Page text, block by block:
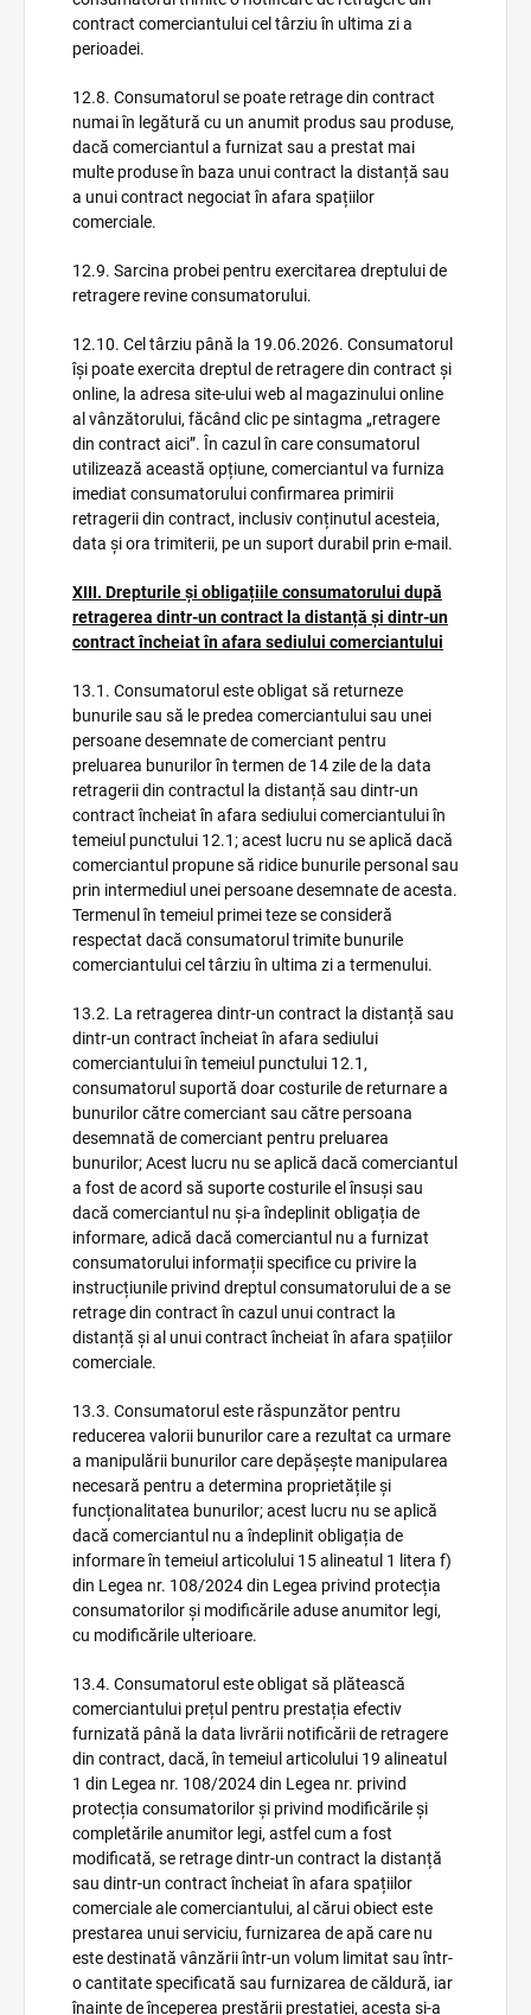
contract comerciantului cel târziu în ultima zi a
perioadei.
12.8. Consumatorul se poate retrage din contract
numai în legătură cu un anumit produs sau produse,
dacă comerciantul a furnizat sau a prestat mai
multe produse în baza unui contract la distanță sau
a unui contract negociat în afara spațiilor
comerciale.
12.9. Sarcina probei pentru exercitarea dreptului de
retragere revine consumatorului.
12.10. Cel târziu până la 19.06.2026. Consumatorul
își poate exercita dreptul de retragere din contract și
online, la adresa site-ului web al magazinului online
al vânzătorului, făcând clic pe sintagma „retragere
din contract aici”. În cazul în care consumatorul
utilizează această opțiune, comerciantul va furniza
imediat consumatorului confirmarea primirii
retragerii din contract, inclusiv conținutul acesteia,
data și ora trimiterii, pe un suport durabil prin e-mail.
XIII. Drepturile și obligațiile consumatorului după
retragerea dintr-un contract la distanță și dintr-un
contract încheiat în afara sediului comerciantului
13.1. Consumatorul este obligat să returneze
bunurile sau să le predea comerciantului sau unei
persoane desemnate de comerciant pentru
preluarea bunurilor în termen de 14 zile de la data
retragerii din contractul la distanță sau dintr-un
contract încheiat în afara sediului comerciantului în
temeiul punctului 12.1; acest lucru nu se aplică dacă
comerciantul propune să ridice bunurile personal sau
prin intermediul unei persoane desemnate de acesta.
Termenul în temeiul primei teze se consideră
respectat dacă consumatorul trimite bunurile
comerciantului cel târziu în ultima zi a termenului.
13.2. La retragerea dintr-un contract la distanță sau
dintr-un contract încheiat în afara sediului
comerciantului în temeiul punctului 12.1,
consumatorul suportă doar costurile de returnare a
bunurilor către comerciant sau către persoana
desemnată de comerciant pentru preluarea
bunurilor; Acest lucru nu se aplică dacă comerciantul
a fost de acord să suporte costurile el însuși sau
dacă comerciantul nu și-a îndeplinit obligația de
informare, adică dacă comerciantul nu a furnizat
consumatorului informații specifice cu privire la
instrucțiunile privind dreptul consumatorului de a se
retrage din contract în cazul unui contract la
distanță și al unui contract încheiat în afara spațiilor
comerciale.
13.3. Consumatorul este răspunzător pentru
reducerea valorii bunurilor care a rezultat ca urmare
a manipulării bunurilor care depășește manipularea
necesară pentru a determina proprietățile și
funcționalitatea bunurilor; acest lucru nu se aplică
dacă comerciantul nu a îndeplinit obligația de
informare în temeiul articolului 15 alineatul 1 litera f)
din Legea nr. 108/2024 din Legea privind protecția
consumatorilor și modificările aduse anumitor legi,
cu modificările ulterioare.
13.4. Consumatorul este obligat să plătească
comerciantului prețul pentru prestația efectiv
furnizată până la data livrării notificării de retragere
din contract, dacă, în temeiul articolului 19 alineatul
1 din Legea nr. 108/2024 din Legea nr. privind
protecția consumatorilor și privind modificările și
completările anumitor legi, astfel cum a fost
modificată, se retrage dintr-un contract la distanță
sau dintr-un contract încheiat în afara spațiilor
comerciale ale comerciantului, al cărui obiect este
prestarea unui serviciu, furnizarea de apă care nu
este destinată vânzării într-un volum limitat sau într-
o cantitate specificată sau furnizarea de căldură, iar
înainte de începerea prestării prestației, acesta și-a